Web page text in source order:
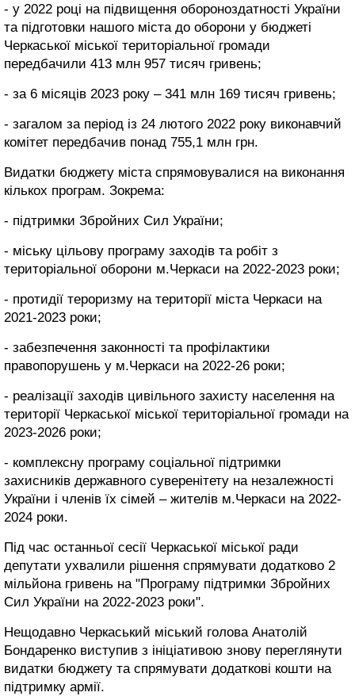
- у 2022 році на підвищення обороноздатності України
та підготовки нашого міста до оборони у бюджеті
Черкаської міської територіальної громади
передбачили 413 млн 957 тисяч гривень;
- за 6 місяців 2023 року – 341 млн 169 тисяч гривень;
- загалом за період із 24 лютого 2022 року виконавчий
комітет передбачив понад 755,1 млн грн.
Видатки бюджету міста спрямовувалися на виконання
кількох програм. Зокрема:
- підтримки Збройних Сил України;
- міську цільову програму заходів та робіт з
територіальної оборони м.Черкаси на 2022-2023 роки;
- протидії тероризму на території міста Черкаси на
2021-2023 роки;
- забезпечення законності та профілактики
правопорушень у м.Черкаси на 2022-26 роки;
- реалізації заходів цивільного захисту населення на
території Черкаської міської територіальної громади на
2023-2026 роки;
- комплексну програму соціальної підтримки
захисників державного суверенітету на незалежності
України і членів їх сімей – жителів м.Черкаси на 2022-
2024 роки.
Під час останньої сесії Черкаської міської ради
депутати ухвалили рішення спрямувати додатково 2
мільйона гривень на "Програму підтримки Збройних
Сил України на 2022-2023 роки".
Нещодавно Черкаський міський голова Анатолій
Бондаренко виступив з ініціативою знову переглянути
видатки бюджету та спрямувати додаткові кошти на
підтримку армії.